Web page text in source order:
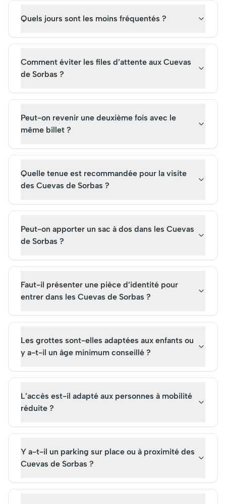
Quels jours sont les moins fréquentés ?
Comment éviter les files d’attente aux Cuevas
de Sorbas ?
Peut-on revenir une deuxième fois avec le
même billet ?
Quelle tenue est recommandée pour la visite
des Cuevas de Sorbas ?
Peut-on apporter un sac à dos dans les Cuevas
de Sorbas ?
Faut-il présenter une pièce d’identité pour
entrer dans les Cuevas de Sorbas ?
Les grottes sont-elles adaptées aux enfants ou
y a-t-il un âge minimum conseillé ?
L’accès est-il adapté aux personnes à mobilité
réduite ?
Y a-t-il un parking sur place ou à proximité des
Cuevas de Sorbas ?